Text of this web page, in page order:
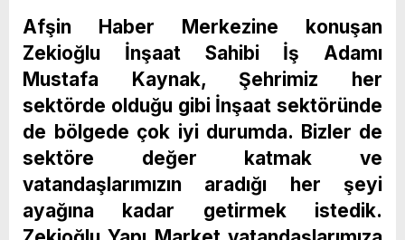
Afşin Haber Merkezine konuşan
Zekioğlu İnşaat Sahibi İş Adamı
Mustafa Kaynak, Şehrimiz her
sektörde olduğu gibi İnşaat sektöründe
de bölgede çok iyi durumda. Bizler de
sektöre değer katmak ve
vatandaşlarımızın aradığı her şeyi
ayağına kadar getirmek istedik.